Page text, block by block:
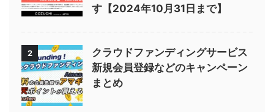
す【2024年10月31日まで】
2
クラウドファンディングサービス
新規会員登録などのキャンペーン
まとめ